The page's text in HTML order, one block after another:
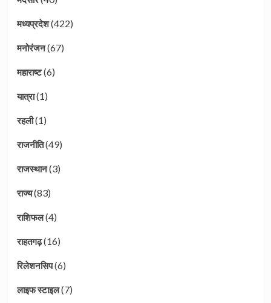
मध्यप्रदेश(422)
मनोरंजन(67)
महाराष्ट(6)
यात्रा(1)
रहली(1)
राजनीति(49)
राजस्थान(3)
राज्य(83)
राशिफल(4)
राहतगढ़(16)
रिलेशनसिप(6)
लाइफ स्टाइल(7)